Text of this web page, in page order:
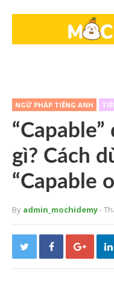
NGỮ PHÁP TIẾNG ANH
gì? Cách
“Capable
By admin_mochidemy-